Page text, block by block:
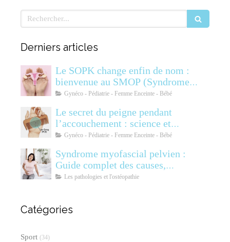
Rechercher
Derniers articles
Le SOPK change enfin de nom :
bienvenue au SMOP (Syndrome
Métabolique Ovarien
Gynéco - Pédiatrie - Femme Enceinte - Bébé
Le secret du peigne pendant
l’accouchement : science et
soulagement
Gynéco - Pédiatrie - Femme Enceinte - Bébé
Syndrome myofascial pelvien :
Guide complet des causes,
symptômes, diagnostic et
Les pathologies et l'ostéopathie
Catégories
Sport (34)